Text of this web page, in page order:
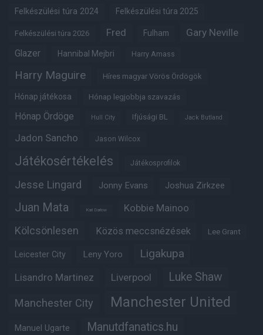
Felkészülési túra 2024 Felkészülési túra 2025
Felkészülési túra 2026 Fred Fulham Gary Neville
Glazer Hannibal Mejbri Harry Amass
Harry Maguire Híres magyar Vörös Ördögök
Hónap játékosa Hónap legjobbja szavazás
Hónap Ördöge Hull City Ifjúsági BL Jack Butland
Jadon Sancho Jason Wilcox
Játékosértékelés Játékosprofilok
Jesse Lingard Jonny Evans Joshua Zirkzee
Juan Mata Karl Darlow Kobbie Mainoo
Kölcsönlesen Közös meccsnézések Lee Grant
Leicester City Leny Yoro Ligakupa
Lisandro Martinez Liverpool Luke Shaw
Manchester City Manchester United
Manuel Ugarte Manutdfanatics.hu